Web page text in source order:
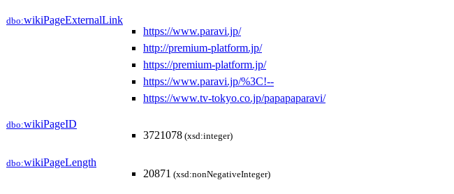
dbo:wikiPageExternalLink
https://www.paravi.jp/
http://premium-platform.jp/
https://premium-platform.jp/
https://www.paravi.jp/%3C!--
https://www.tv-tokyo.co.jp/papapaparavi/
dbo:wikiPageID
3721078 (xsd:integer)
dbo:wikiPageLength
20871 (xsd:nonNegativeInteger)